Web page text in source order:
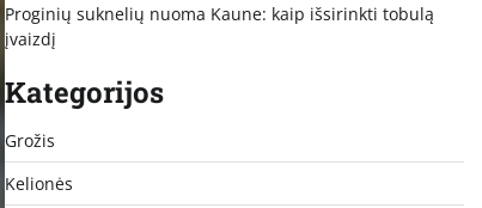
Proginių suknelių nuoma Kaune: kaip išsirinkti tobulą
įvaizdį
Kategorijos
Grožis
Kelionės